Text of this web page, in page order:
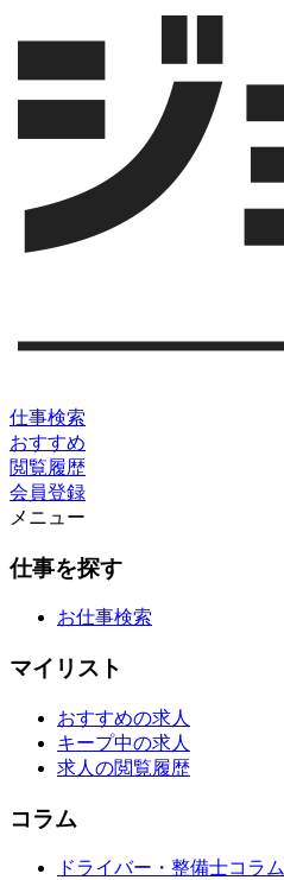
仕事検索
おすすめ
閲覧履歴
会員登録
メニュー
仕事を探す
お仕事検索
マイリスト
おすすめの求人
キープ中の求人
求人の閲覧履歴
コラム
ドライバー・整備士コラム